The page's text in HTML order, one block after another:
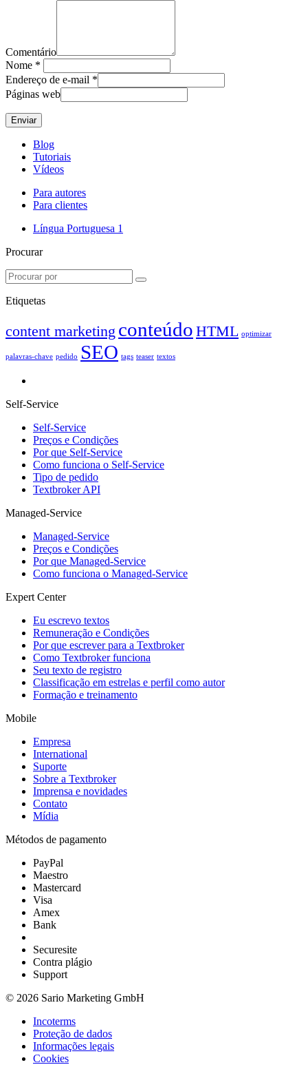
Comentário
Nome *
Endereço de e-mail *
Páginas web
Blog
Tutoriais
Vídeos
Para autores
Para clientes
Língua Portuguesa 1
Procurar
Etiquetas
content marketing conteúdo HTML optimizar
palavras-chave pedido SEO tags teaser textos
Self-Service
Self-Service
Preços e Condições
Por que Self-Service
Como funciona o Self-Service
Tipo de pedido
Textbroker API
Managed-Service
Managed-Service
Preços e Condições
Por que Managed-Service
Como funciona o Managed-Service
Expert Center
Eu escrevo textos
Remuneração e Condições
Por que escrever para a Textbroker
Como Textbroker funciona
Seu texto de registro
Classificação em estrelas e perfil como autor
Formação e treinamento
Mobile
Empresa
International
Suporte
Sobre a Textbroker
Imprensa e novidades
Contato
Mídia
Métodos de pagamento
PayPal
Maestro
Mastercard
Visa
Amex
Bank
Securesite
Contra plágio
Support
© 2026 Sario Marketing GmbH
Incoterms
Proteção de dados
Informações legais
Cookies